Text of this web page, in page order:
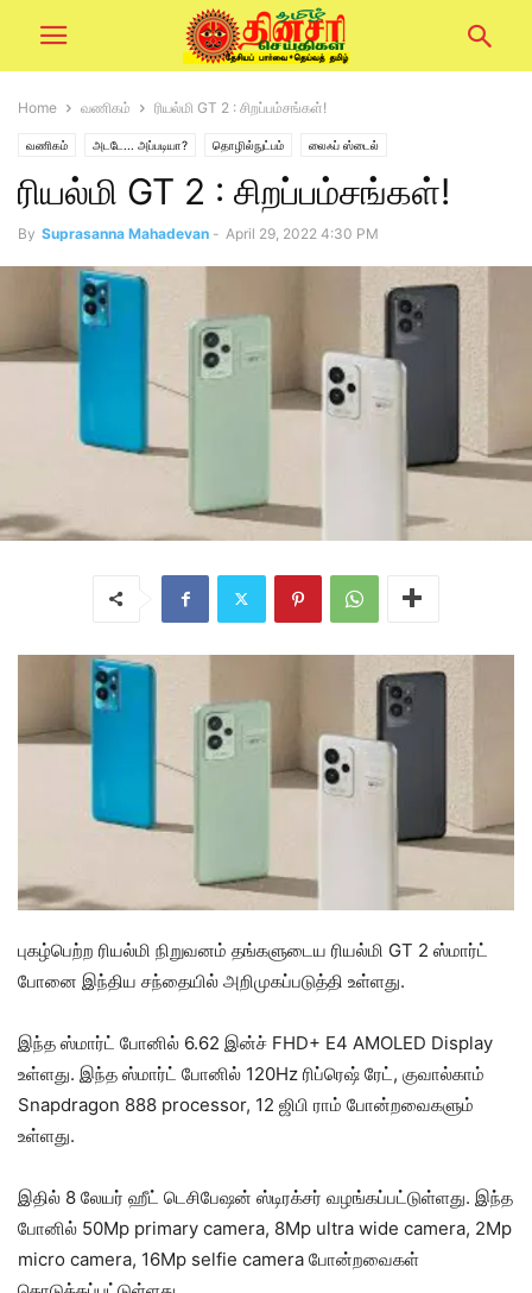
Home வணிகம் ரியல்மி GT 2 : சிறப்பம்சங்கள்!
வணிகம் அடடே... அப்படியா? தொழில்நுட்பம் லைஃப் ஸ்டைல்
ரியல்மி GT 2 : சிறப்பம்சங்கள்!
By Suprasanna Mahadevan - April 29, 2022 4:30 PM
புகழ்பெற்ற ரியல்மி நிறுவனம் தங்களுடைய ரியல்மி GT 2 ஸ்மார்ட்
போனை இந்திய சந்தையில் அறிமுகப்படுத்தி உள்ளது.
இந்த ஸ்மார்ட் போனில் 6.62 இன்ச் FHD+ E4 AMOLED Display
உள்ளது. இந்த ஸ்மார்ட் போனில் 120Hz ரிப்ரெஷ் ரேட், குவால்காம்
Snapdragon 888 processor, 12 ஜிபி ராம் போன்றவைகளும்
உள்ளது.
இதில் 8 லேயர் ஹீட் டெசிபேஷன் ஸ்டிரக்சர் வழங்கப்பட்டுள்ளது. இந்த
போனில் 50Mp primary camera, 8Mp ultra wide camera, 2Mp
micro camera, 16Mp selfie camera போன்றவைகள்